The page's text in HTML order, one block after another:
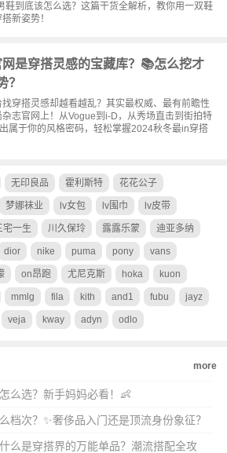
鞋到底该怎么选？这篇干货全解析，教你用一双鞋
新姿势！
是穿搭灵感的宝藏库？📚怎么挖才
？
穿搭灵感却越看越乱？其实最权威、最有前瞻性
志官网上！从Vogue到i-D，从秀场直击到街拍特
属于你的风格密码，轻松掌握2024秋冬最in穿搭
无印良品 霍利斯特 花花公子
梦娜袜业 lv女包 lv围巾 lv皮带
宅一生 川久保玲 露露乐蒙 迪亚多纳
dior nike puma pony vans
on昂跑 尤尼克斯 hoka kuon
mmlg fila kith and1 fubu jayz
veja kway adyn odlo
more
么选？新手妈妈必看！👶
档次？✨奢侈品入门还是顶流身份象征？
么是穿搭界的万能单品？潮流搭配全攻